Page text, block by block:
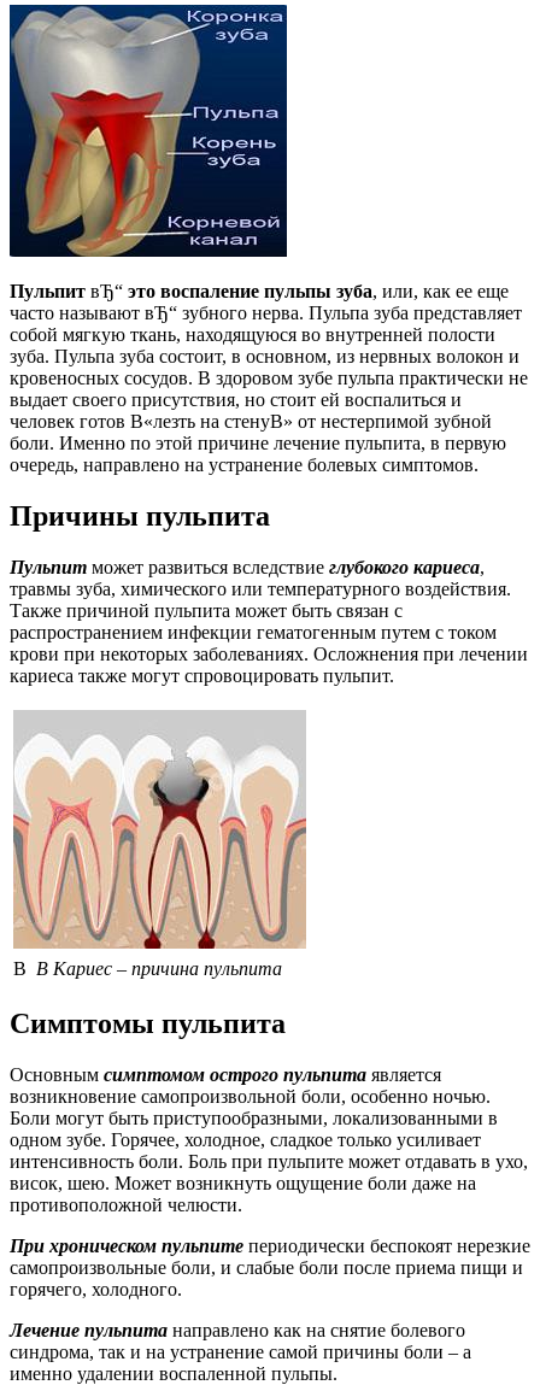
Пульпит вЂ“ это воспаление пульпы зуба, или, как ее еще
часто называют вЂ“ зубного нерва. Пульпа зуба представляет
собой мягкую ткань, находящуюся во внутренней полости
зуба. Пульпа зуба состоит, в основном, из нервных волокон и
кровеносных сосудов. В здоровом зубе пульпа практически не
выдает своего присутствия, но стоит ей воспалиться и
человек готов В«лезть на стенуВ» от нестерпимой зубной
боли. Именно по этой причине лечение пульпита, в первую
очередь, направлено на устранение болевых симптомов.
Причины пульпита
Пульпит может развиться вследствие глубокого кариеса,
травмы зуба, химического или температурного воздействия.
Также причиной пульпита может быть связан с
распространением инфекции гематогенным путем с током
крови при некоторых заболеваниях. Осложнения при лечении
кариеса также могут спровоцировать пульпит.
В В Кариес – причина пульпита
Симптомы пульпита
Основным симптомом острого пульпита является
возникновение самопроизвольной боли, особенно ночью.
Боли могут быть приступообразными, локализованными в
одном зубе. Горячее, холодное, сладкое только усиливает
интенсивность боли. Боль при пульпите может отдавать в ухо,
висок, шею. Может возникнуть ощущение боли даже на
противоположной челюсти.
При хроническом пульпите периодически беспокоят нерезкие
самопроизвольные боли, и слабые боли после приема пищи и
горячего, холодного.
Лечение пульпита направлено как на снятие болевого
синдрома, так и на устранение самой причины боли – а
именно удалении воспаленной пульпы.